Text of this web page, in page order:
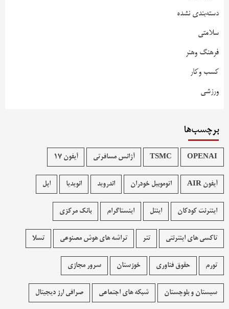
دسته‌بندی نشده
سلامتی
فرهنگ وهنر
کسب وکار
ورزشی
برچسب‌ها
OPENAI
TSMC آژانس مسافرتی آیفون 17
آیفون AIR اتوموبیل خودران اندروید انویدیا اپل
اینترنت کودکان اینتل اینستاگرام بانک مرکزی
تاکسی های اینترنتی تتر تراشه های هوش مصنوعی تسلا
تورم حقوق فناوری خوزستان سرور مجازی
سیستان و بلوچستان شبکه های اجتماعی صرافی ارز دیجیتال